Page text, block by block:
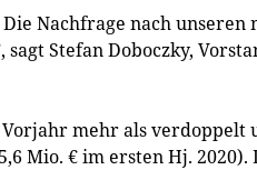
Nachfrage nach unseren
Stefan Doboczky,
mehr als
Mio. € im ersten Hj.